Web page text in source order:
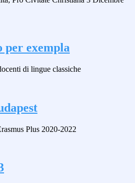
exempla
di lingue classiche
Plus 2020-2022